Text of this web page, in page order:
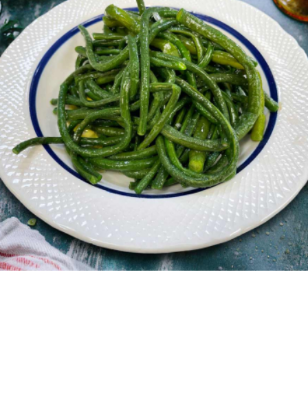
Αμπελοφάσουλα σαλάτα
Αν περάσεις καλοκαίρι από τις Κυκλάδες σίγουρα θα
γευτείς αμπελοφάσουλα σαλάτα. Είναι μικρά σε
μήκος φασόλια, σκούρου πράσινου χρώματος πολύ
λεπτά και τρυφερά.
VG
Εύκολη 0:30
4 15 λεπτά 15 λεπτά